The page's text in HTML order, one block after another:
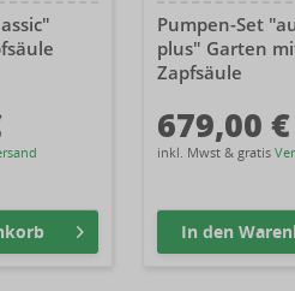
Pumpen-Set
plus" Garten
Zapfsäule
679,00 €
inkl. Mwst & gratis
In den